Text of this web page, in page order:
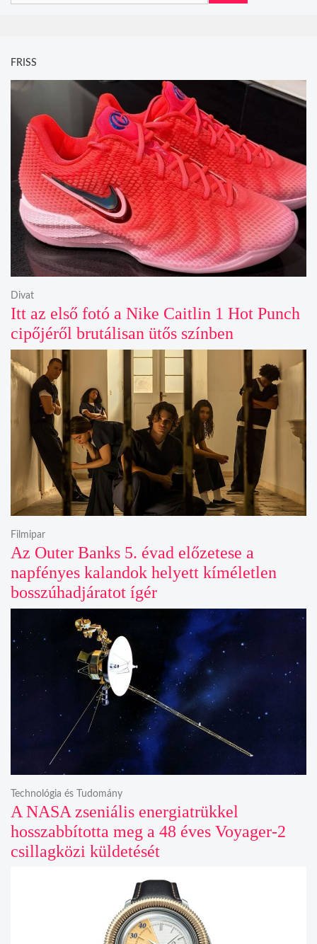
FRISS
Itt az első fotó a Nike Caitlin 1 Hot Punch
cipőjéről brutálisan ütős színben
Divat
Az Outer Banks 5. évad előzetese a
napfényes kalandok helyett kíméletlen
bosszúhadjáratot ígér
Filmipar
A NASA zseniális energiatrükkel
hosszabbította meg a 48 éves Voyager-2
csillagközi küldetését
Technológia és Tudomány